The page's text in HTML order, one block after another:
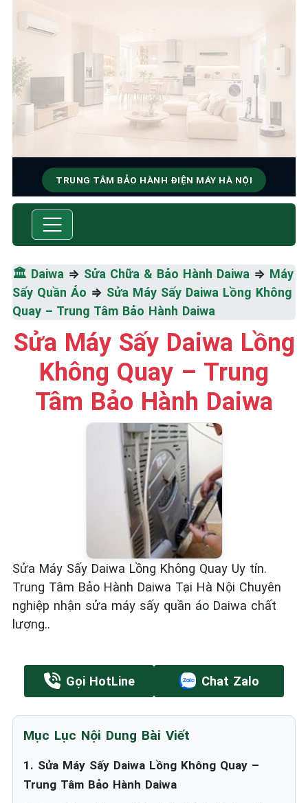
TRUNG TÂM BẢO HÀNH ĐIỆN MÁY HÀ NỘI
SỬA CHỮA & BẢO HÀNH
Thiểu
☎️ 09.86.85.89.22
🏛️ Daiwa ⇒ Sửa Chữa & Bảo Hành Daiwa ⇒ Máy
Sấy Quần Áo ⇒ Sửa Máy Sấy Daiwa Lồng Không
Quay – Trung Tâm Bảo Hành Daiwa
Sửa Máy Sấy Daiwa Lồng
Không Quay – Trung
Tâm Bảo Hành Daiwa
Sửa Máy Sấy Daiwa Lồng Không Quay Uy tín.
Trung Tâm Bảo Hành Daiwa Tại Hà Nội Chuyên
nghiệp nhận sửa máy sấy quần áo Daiwa chất
lượng..
Gọi HotLine Chat Zalo
Mục Lục Nội Dung Bài Viết
1. Sửa Máy Sấy Daiwa Lồng Không Quay –
Trung Tâm Bảo Hành Daiwa